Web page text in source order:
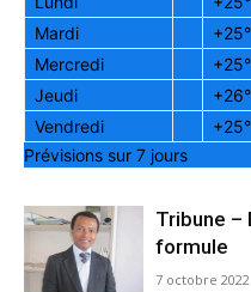
Mardi
+25°
Mercredi
+25°
Jeudi
+26°
Vendredi
+25°
Prévisions sur 7 jours
Tribune –
formule
7 octobre 2022